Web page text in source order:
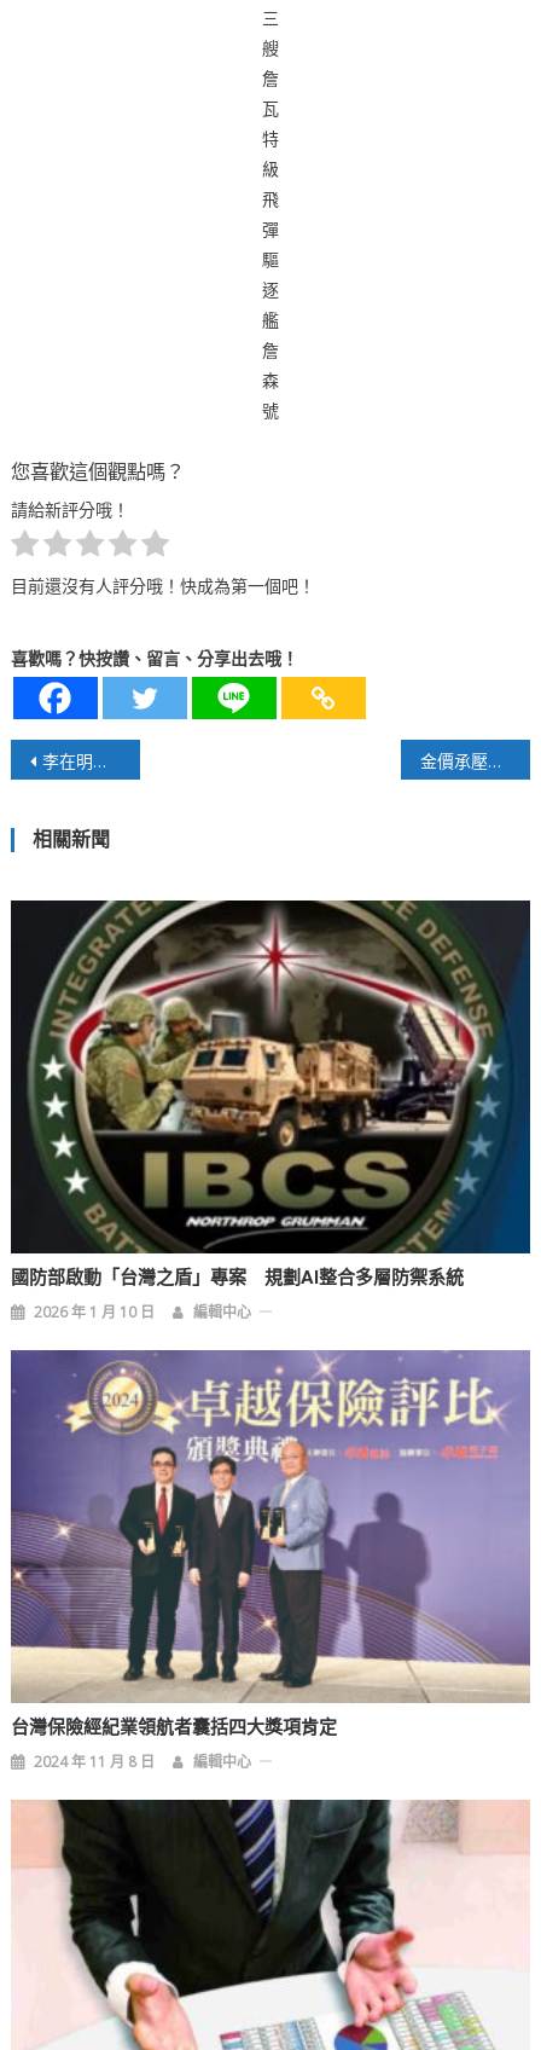
三
艘
詹
瓦
特
級
飛
彈
驅
逐
艦
詹
森
號
您喜歡這個觀點嗎？
請給新評分哦！
目前還沒有人評分哦！快成為第一個吧！
喜歡嗎？快按讚、留言、分享出去哦！
文
導
覽
李在明總統訪日圓滿落幕 韓日關係邁向務實合作新階段 金價承壓走跌或上漲之分析
相關新聞
國防部啟動「台灣之盾」專案 規劃AI整合多層防禦系統
2026 年 1 月 10 日 編輯中心
台灣保險經紀業領航者囊括四大獎項肯定
2024 年 11 月 8 日 編輯中心